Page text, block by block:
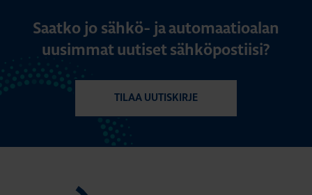
Saatko jo sähkö- ja automaatioalan
uusimmat uutiset sähköpostiisi?
TILAA UUTISKIRJE